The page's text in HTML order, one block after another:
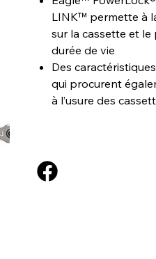
LINK™ permette à
sur la cassette et
durée de vie
Des
qui procurent
à l’usure des